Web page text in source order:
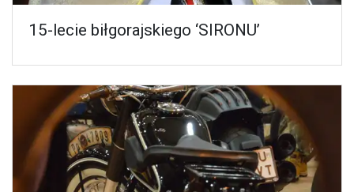
15-lecie biłgorajskiego ‘SIRONU’